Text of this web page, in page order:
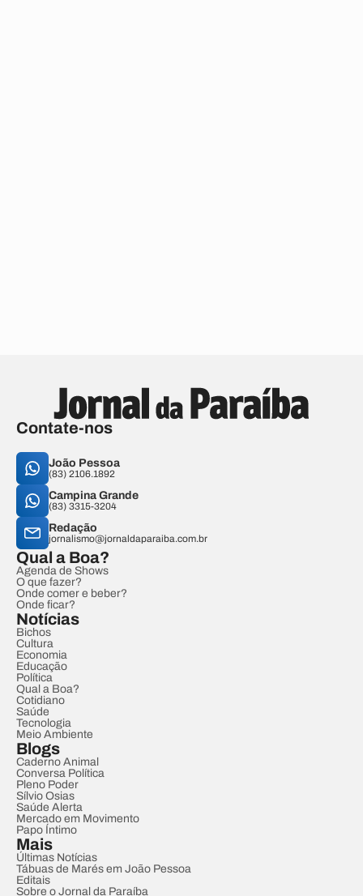
Contate-nos
João Pessoa
(83) 2106.1892
Campina Grande
(83) 3315-3204
Redação
jornalismo@jornaldaparaiba.com.br
Qual a Boa?
Agenda de Shows
O que fazer?
Onde comer e beber?
Onde ficar?
Notícias
Bichos
Cultura
Economia
Educação
Política
Qual a Boa?
Cotidiano
Saúde
Tecnologia
Meio Ambiente
Blogs
Caderno Animal
Conversa Política
Pleno Poder
Sílvio Osias
Saúde Alerta
Mercado em Movimento
Papo Íntimo
Mais
Últimas Notícias
Tábuas de Marés em João Pessoa
Editais
Sobre o Jornal da Paraíba